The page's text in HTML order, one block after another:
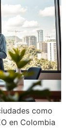
como
en Colombia